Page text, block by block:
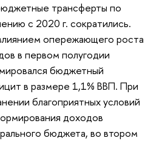
трансферты по
с 2020 г. сократились.
опережающего роста
в первом полугодии
бюджетный
в размере 1,1% ВВП. При
благоприятных условий
доходов
бюджета, во втором